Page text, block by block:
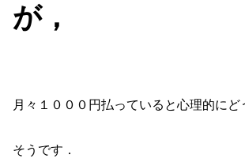
が，
月々１０００円払っていると心理的にど
そうです．